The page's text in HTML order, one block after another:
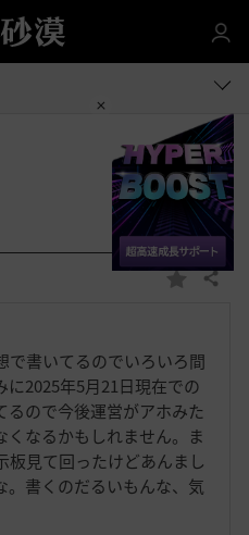
お
入
り
共有する
書いてるのでいろいろ間
2025年5月21日現在での
るので今後運営がアホみた
くなるかもしれません。ま
板見て回ったけどあんまし
。書くのだるいもんな、気